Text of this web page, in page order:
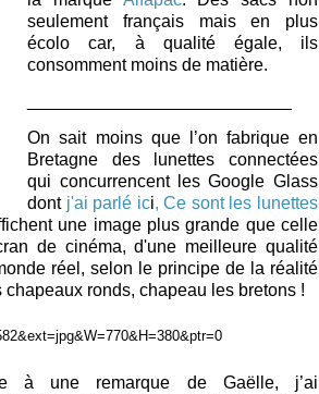
seulement français mais en plus
écolo car, à qualité égale, ils
consomment moins de matière.
On sait moins que l’on fabrique en
Bretagne des lunettes connectées
qui concurrencent les Google Glass
dont j'ai parlé ici, Ce sont les lunettes
une image plus grande que celle
de cinéma, d'une meilleure qualité
réel, selon le principe de la réalité
ronds, chapeau les bretons !
à une remarque de Gaëlle, j’ai